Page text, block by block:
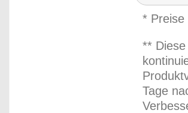
* Preise
**
Tage